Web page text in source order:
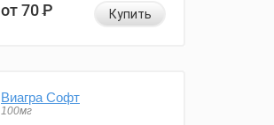
от 70Р Купить
Виагра Софт
100мг